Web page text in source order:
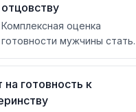
отцовству
Комплексная оценка
готовности мужчины стать
отцом по 6 категориям с
рекомендациями
на готовность к